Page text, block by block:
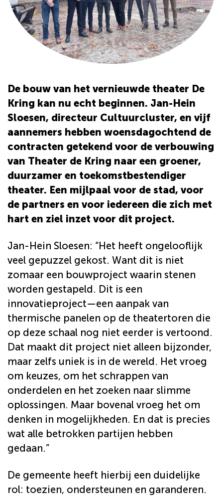
De bouw van het vernieuwde theater De
Kring kan nu echt beginnen. Jan-Hein
Sloesen, directeur Cultuurcluster, en vijf
aannemers hebben woensdagochtend de
contracten getekend voor de verbouwing
van Theater de Kring naar een groener,
duurzamer en toekomstbestendiger
theater. Een mijlpaal voor de stad, voor
de partners en voor iedereen die zich met
hart en ziel inzet voor dit project.
Jan-Hein Sloesen: “Het heeft ongelooflijk
veel gepuzzel gekost. Want dit is niet
zomaar een bouwproject waarin stenen
worden gestapeld. Dit is een
innovatieproject—een aanpak van
thermische panelen op de theatertoren die
op deze schaal nog niet eerder is vertoond.
Dat maakt dit project niet alleen bijzonder,
maar zelfs uniek is in de wereld. Het vroeg
om keuzes, om het schrappen van
onderdelen en het zoeken naar slimme
oplossingen. Maar bovenal vroeg het om
denken in mogelijkheden. En dat is precies
wat alle betrokken partijen hebben
gedaan.”
De gemeente heeft hierbij een duidelijke
rol: toezien, ondersteunen en garanderen.